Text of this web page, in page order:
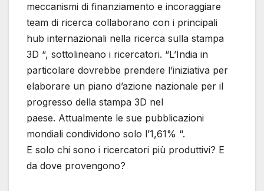
meccanismi di finanziamento e incoraggiare
team di ricerca collaborano con i principali
hub internazionali nella ricerca sulla stampa
3D “, sottolineano i ricercatori. “L’India in
particolare dovrebbe prendere l’iniziativa per
elaborare un piano d’azione nazionale per il
progresso della stampa 3D nel
paese. Attualmente le sue pubblicazioni
mondiali condividono solo l’1,61% “.
E solo chi sono i ricercatori più produttivi? E
da dove provengono?